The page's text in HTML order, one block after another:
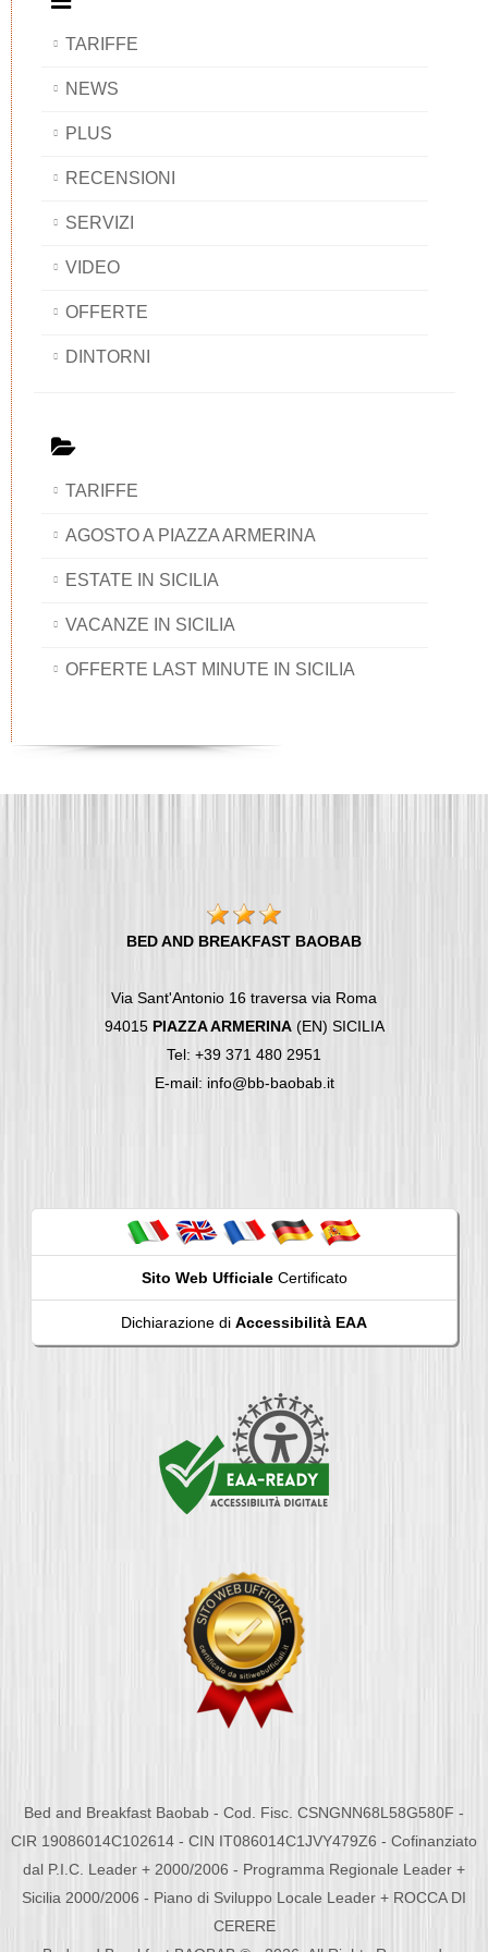
TARIFFE
NEWS
PLUS
RECENSIONI
SERVIZI
VIDEO
OFFERTE
DINTORNI
TARIFFE
AGOSTO A PIAZZA ARMERINA
ESTATE IN SICILIA
VACANZE IN SICILIA
OFFERTE LAST MINUTE IN SICILIA
BED AND BREAKFAST BAOBAB
Via Sant'Antonio 16 traversa via Roma
94015 PIAZZA ARMERINA(EN) SICILIA
Tel: +39 371 480 2951
E-mail: info@bb-baobab.it
Sito Web UfficialeCertificato
Dichiarazione di Accessibilità EAA
Bed and Breakfast Baobab - Cod. Fisc. CSNGNN68L58G580F -
CIR 19086014C102614 - CIN IT086014C1JVY479Z6 - Cofinanziato
dal P.I.C. Leader + 2000/2006 - Programma Regionale Leader +
Sicilia 2000/2006 - Piano di Sviluppo Locale Leader + ROCCA DI
CERERE